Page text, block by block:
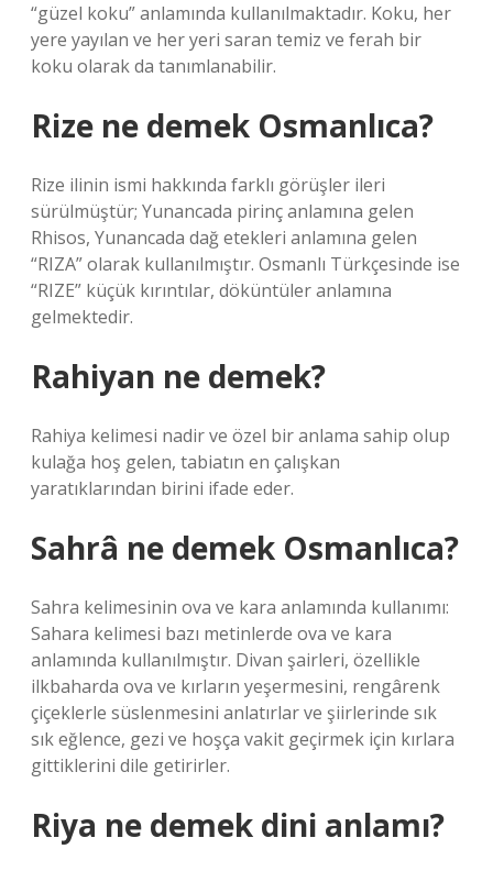
“güzel koku” anlamında kullanılmaktadır. Koku, her
yere yayılan ve her yeri saran temiz ve ferah bir
koku olarak da tanımlanabilir.
Rize ne demek Osmanlıca?
Rize ilinin ismi hakkında farklı görüşler ileri
sürülmüştür; Yunancada pirinç anlamına gelen
Rhisos, Yunancada dağ etekleri anlamına gelen
“RIZA” olarak kullanılmıştır. Osmanlı Türkçesinde ise
“RIZE” küçük kırıntılar, döküntüler anlamına
gelmektedir.
Rahiyan ne demek?
Rahiya kelimesi nadir ve özel bir anlama sahip olup
kulağa hoş gelen, tabiatın en çalışkan
yaratıklarından birini ifade eder.
Sahrâ ne demek Osmanlıca?
Sahra kelimesinin ova ve kara anlamında kullanımı:
Sahara kelimesi bazı metinlerde ova ve kara
anlamında kullanılmıştır. Divan şairleri, özellikle
ilkbaharda ova ve kırların yeşermesini, rengârenk
çiçeklerle süslenmesini anlatırlar ve şiirlerinde sık
sık eğlence, gezi ve hoşça vakit geçirmek için kırlara
gittiklerini dile getirirler.
Riya ne demek dini anlamı?